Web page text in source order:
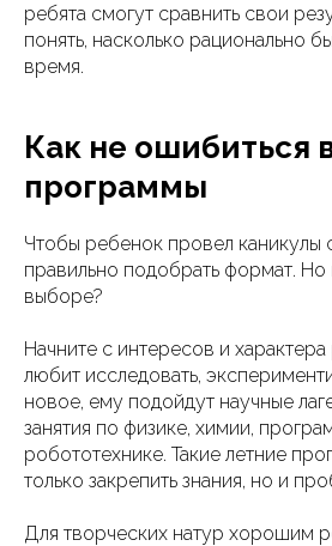
ребята смогут сравнить свои
понять, насколько рационально
время.
Как не ошибиться
программы
Чтобы ребенок провел каникулы
правильно подобрать формат. Но
выборе?
Начните с интересов и
любит исследовать,
новое, ему подойдут научные
занятия по физике, химии,
робототехнике. Такие летние
только закрепить знания, но и
Для творческих натур хорошим